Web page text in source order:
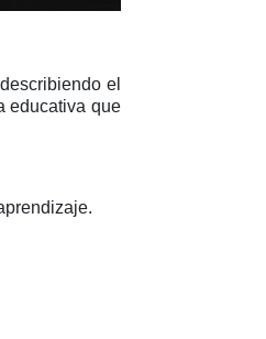
el
educativa que